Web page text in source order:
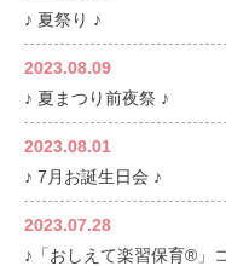
♪ 夏祭り ♪
2023.08.09
♪ 夏まつり前夜祭 ♪
2023.08.01
♪ 7月お誕生日会 ♪
2023.07.28
♪「おしえて楽習保育®」